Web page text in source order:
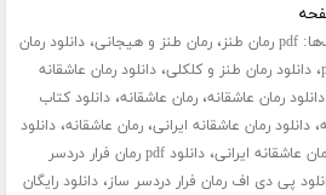
pdf رمان طنز ،رمان طنز و هیجانی،دانلود رمان
،دانلود رمان طنز و کلکلی،دانلود رمان عاشقانه
دانلود رمان عاشقانه،رمان عاشقانه،دانلود کتاب
،دانلود رمان عاشقانه ایرانی،رمان عاشقانه،دانلود
عاشقانه ایرانی،
دانلود pdf رمان فرار دردسر
پی دی اف رمان فرار دردسر ساز،دانلود رایگان